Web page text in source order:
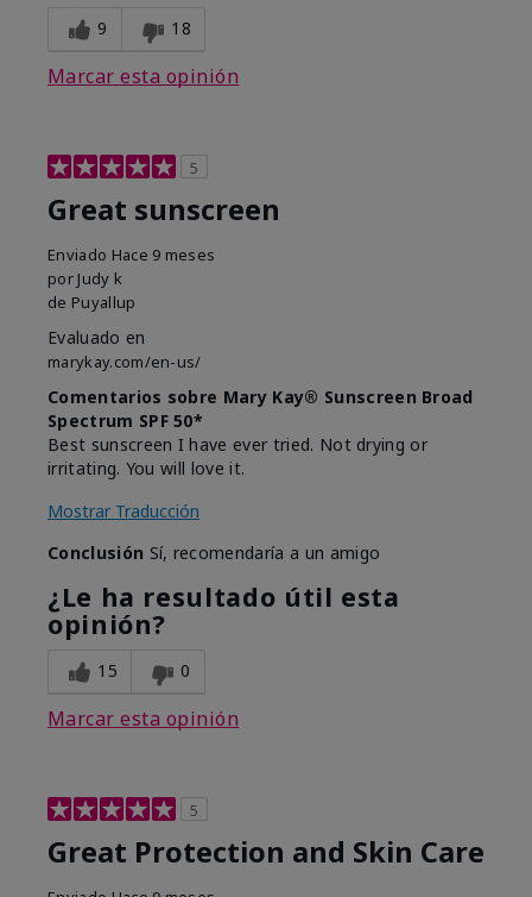
9 18
Marcar esta opinión
5
Great sunscreen
Enviado Hace 9 meses
por Judy k
de Puyallup
Evaluado en
marykay.com/en-us/
Comentarios sobre Mary Kay® Sunscreen Broad
Spectrum SPF 50*
Best sunscreen I have ever tried. Not drying or
irritating. You will love it.
Mostrar Traducción
Conclusión Sí, recomendaría a un amigo
¿Le ha resultado útil esta
opinión?
15 0
Marcar esta opinión
5
Great Protection and Skin Care